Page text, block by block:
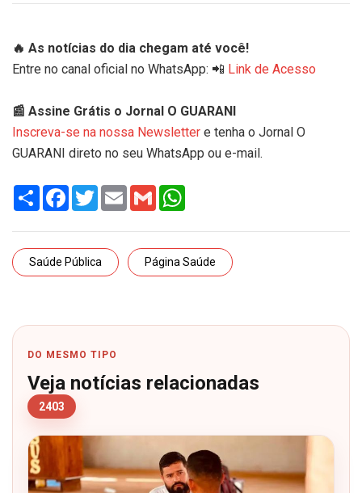
🔥 As notícias do dia chegam até você!
Entre no canal oficial no WhatsApp: 📲 Link de Acesso
📰 Assine Grátis o Jornal O GUARANI
Inscreva-se na nossa Newsletter e tenha o Jornal O
GUARANI direto no seu WhatsApp ou e-mail.
Share Facebook
TwitterEmail Gmail
Saúde Pública Página Saúde
DO MESMO TIPO
Veja notícias relacionadas
2403